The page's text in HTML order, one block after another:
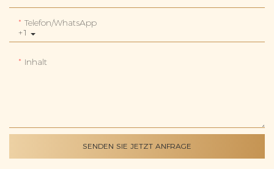
+1
Telefon/WhatsApp
Inhalt
SENDEN SIE JETZT ANFRAGE